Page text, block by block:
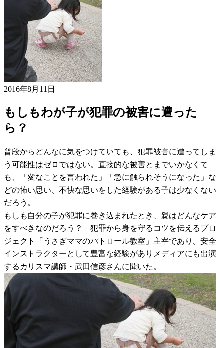
2016年8月11日
もしもわが子が犯罪の被害に遭った
ら？
普段からどんなに気をつけていても、犯罪被害に遭ってしま
う可能性はゼロではない。直接的な被害とまでいかなくて
も、「変なことを言われた」「急に触られそうになった」な
どの怖い思い、不快な思いをした経験がある子は少なくない
だろう。
もしも自分の子が犯罪に巻き込まれたとき、親はどんなケア
をすべきなのだろう？ 犯罪から身を守るコツを伝えるプロ
ジェクト「うさぎママのパトロール教室」主宰であり、安全
インストラクターとして豊富な経験がありメディアにも出演
するカリスマ講師・武田信彦さんに聞いた。